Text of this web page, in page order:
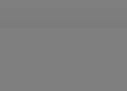
gedämpftes Geläut komponiert,
kurze Unterbrechung, bricht